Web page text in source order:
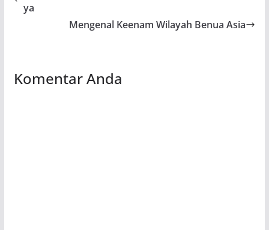
ya
Mengenal Keenam Wilayah Benua Asia
Komentar Anda